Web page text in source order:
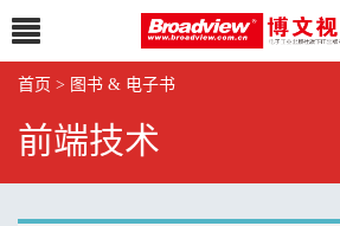
首页 > 图书 & 电子书
前端技术